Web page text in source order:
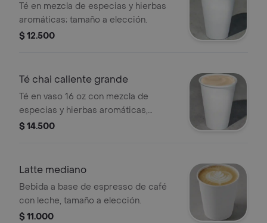
Té en mezcla de especias y hierbas
aromáticas; tamaño a elección.
$ 12.500
Té chai caliente grande
Té en vaso 16 oz con mezcla de
especias y hierbas aromáticas,
tamaño a elección.
$ 14.500
Latte mediano
Bebida a base de espresso de café
con leche, tamaño a elección.
$ 11.000